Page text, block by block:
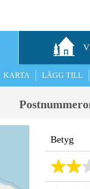
LÄGG TILL
KARTA
Betyg